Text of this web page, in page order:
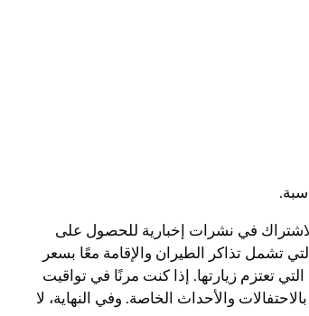
في نشرات إخبارية للحصول على
تذاكر الطيران والإقامة معًا بسعر
تعتزم زيارتها. إذا كنت مرنًا في تواقيت
والأحداث الخاصة. وفي النهاية، لا